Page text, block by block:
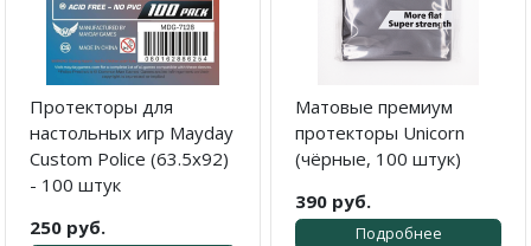
Протекторы для
настольных игр Mayday
Custom Police (63.5х92)
- 100 штук
250 руб.
Матовые премиум
протекторы Unicorn
(чёрные, 100 штук)
390 руб.
Подробнее